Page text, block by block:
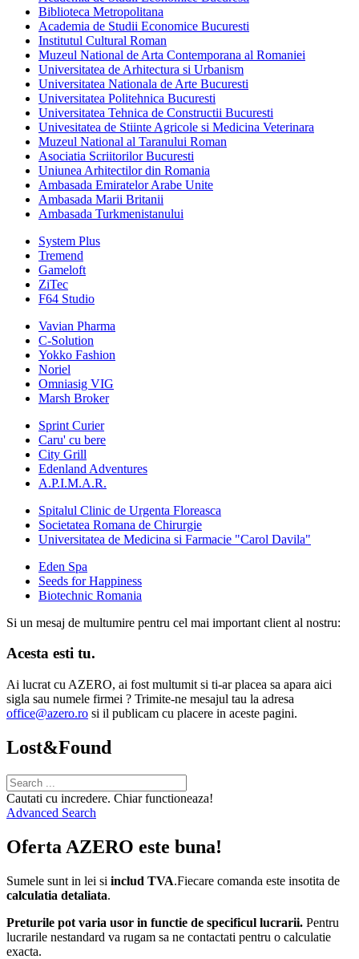
Biblioteca Metropolitana
Academia de Studii Economice Bucuresti
Institutul Cultural Roman
Muzeul National de Arta Contemporana al Romaniei
Universitatea de Arhitectura si Urbanism
Universitatea Nationala de Arte Bucuresti
Universitatea Politehnica Bucuresti
Universitatea Tehnica de Constructii Bucuresti
Univesitatea de Stiinte Agricole si Medicina Veterinara
Muzeul National al Taranului Roman
Asociatia Scriitorilor Bucuresti
Uniunea Arhitectilor din Romania
Ambasada Emiratelor Arabe Unite
Ambasada Marii Britanii
Ambasada Turkmenistanului
System Plus
Tremend
Gameloft
ZiTec
F64 Studio
Vavian Pharma
C-Solution
Yokko Fashion
Noriel
Omniasig VIG
Marsh Broker
Sprint Curier
Caru' cu bere
City Grill
Edenland Adventures
A.P.I.M.A.R.
Spitalul Clinic de Urgenta Floreasca
Societatea Romana de Chirurgie
Universitatea de Medicina si Farmacie "Carol Davila"
Eden Spa
Seeds for Happiness
Biotechnic Romania
Si un mesaj de multumire pentru cel mai important client al nostru:
Acesta esti tu.
Ai lucrat cu AZERO, ai fost multumit si ti-ar placea sa apara aici
sigla sau numele firmei ? Trimite-ne mesajul tau la adresa
office@azero.ro si il publicam cu placere in aceste pagini.
Lost&Found
Cautati cu incredere. Chiar functioneaza!
Advanced Search
Oferta AZERO este buna!
Sumele sunt in lei si includ TVA.Fiecare comanda este insotita de
calculatia detaliata.
Preturile pot varia usor in functie de specificul lucrarii. Pentru
lucrarile nestandard va rugam sa ne contactati pentru o calculatie
exacta.